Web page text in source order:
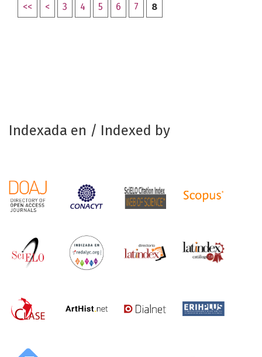
<< < 3 4 5 6 7 8
Indexada en / Indexed by